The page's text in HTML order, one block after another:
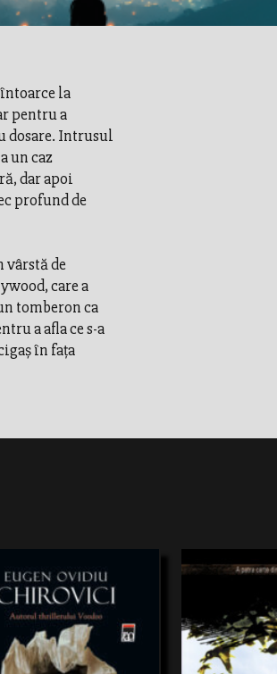
la
pentru a
dosare. Intrusul
un caz
dar apoi
profund de
vârstă de
care a
tomberon ca
a afla ce s-a
în fața